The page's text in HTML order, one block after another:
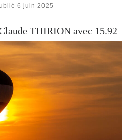
6 juin 2025
THIRION avec 15.92